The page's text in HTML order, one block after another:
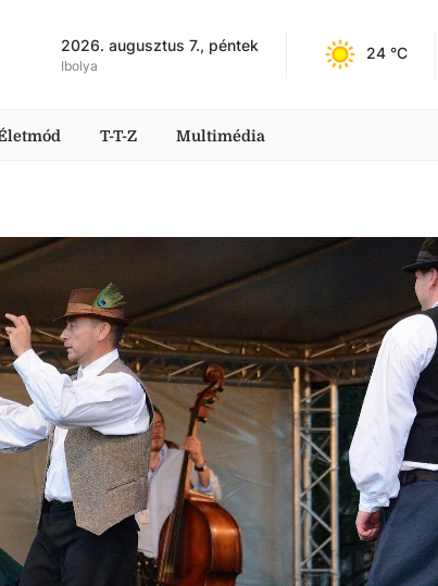
2026. augusztus 7., péntek
Ibolya
24 °C
T-T-Z Multimédia